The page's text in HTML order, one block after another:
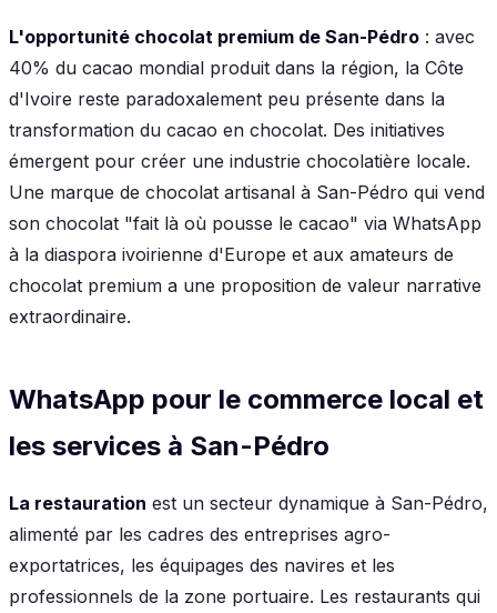
L'opportunité chocolat premium de San-Pédro : avec
40% du cacao mondial produit dans la région, la Côte
d'Ivoire reste paradoxalement peu présente dans la
transformation du cacao en chocolat. Des initiatives
émergent pour créer une industrie chocolatière locale.
Une marque de chocolat artisanal à San-Pédro qui vend
son chocolat "fait là où pousse le cacao" via WhatsApp
à la diaspora ivoirienne d'Europe et aux amateurs de
chocolat premium a une proposition de valeur narrative
extraordinaire.
WhatsApp pour le commerce local et
les services à San-Pédro
La restauration est un secteur dynamique à San-Pédro,
alimenté par les cadres des entreprises agro-
exportatrices, les équipages des navires et les
professionnels de la zone portuaire. Les restaurants qui